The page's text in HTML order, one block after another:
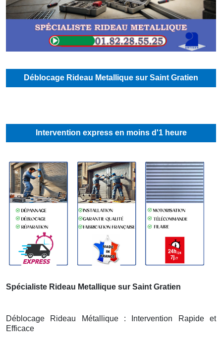
Déblocage Rideau Metallique sur Saint Gratien
Intervention express en moins d'1 heure
Spécialiste Rideau Metallique sur Saint Gratien
Déblocage Rideau Métallique : Intervention Rapide et
Efficace